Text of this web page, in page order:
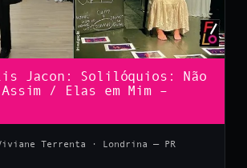
Jacon: Solilóquios: Não
/ Elas em Mim –
Terrenta · Londrina — PR